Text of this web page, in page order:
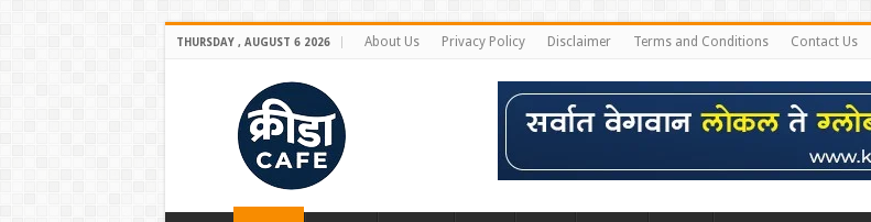
THURSDAY , AUGUST 6 2026 About Us Privacy Policy Disclaimer Terms and Conditions Contact Us